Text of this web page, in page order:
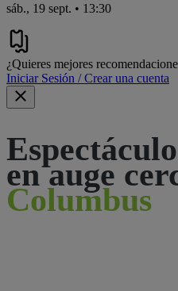
sáb., 19 sept. • 13:30
¿Quieres mejores
Iniciar Sesión / Crear una cuenta
en auge
Columbus